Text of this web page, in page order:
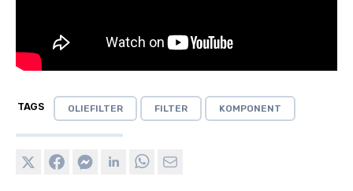
TAGS OLIEFILTER FILTER KOMPONENT